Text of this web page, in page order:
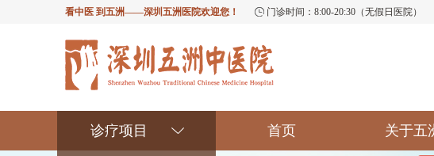
看中医 到五洲——深圳五洲医院欢迎您！ 门诊时间：8:00-20:30（无假日医院）
诊疗项目 首页 关于五